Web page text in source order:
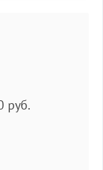
руб.